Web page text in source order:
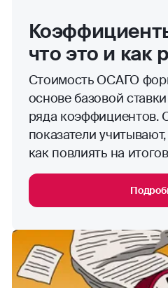
что это и как
Стоимость ОСАГО
основе базовой
ряда коэффициентов.
показатели
как повлиять на